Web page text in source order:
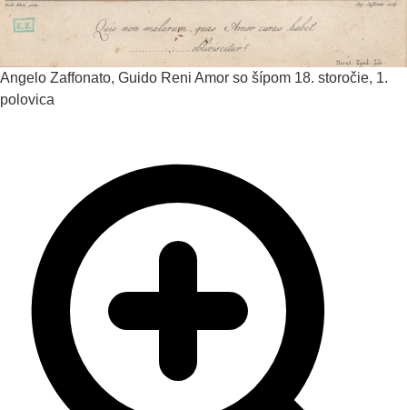
Angelo Zaffonato, Guido Reni Amor so šípom 18. storočie, 1.
polovica